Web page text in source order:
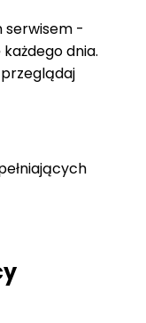
serwisem -
dnia.